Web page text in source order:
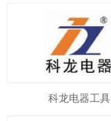
科龙电器工具